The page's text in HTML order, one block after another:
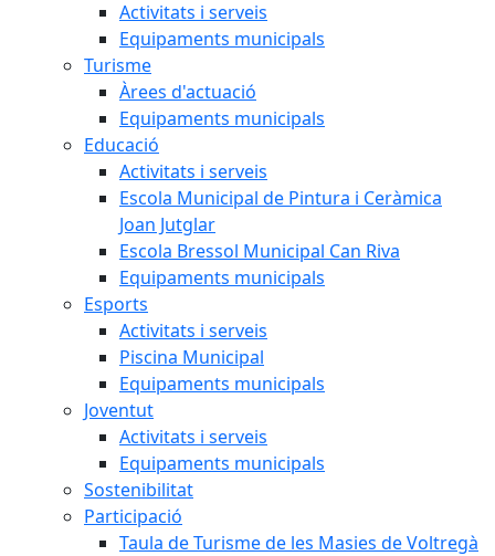
Activitats i serveis
Equipaments municipals
Turisme
Àrees d'actuació
Equipaments municipals
Educació
Activitats i serveis
Escola Municipal de Pintura i Ceràmica
Joan Jutglar
Escola Bressol Municipal Can Riva
Equipaments municipals
Esports
Activitats i serveis
Piscina Municipal
Equipaments municipals
Joventut
Activitats i serveis
Equipaments municipals
Sostenibilitat
Participació
Taula de Turisme de les Masies de Voltregà